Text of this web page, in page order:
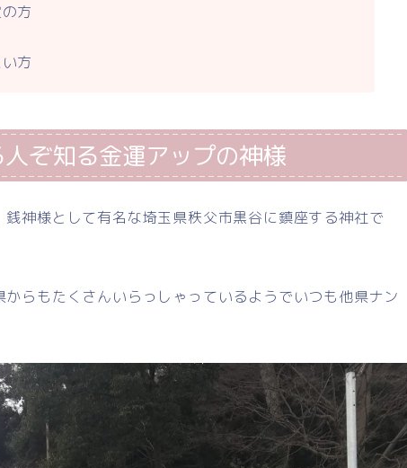
方
方
ぞ知る金運アップの神様
神様として有名な埼玉県秩父市黒谷に鎮座する神社で
らもたくさんいらっしゃっているようでいつも他県ナン